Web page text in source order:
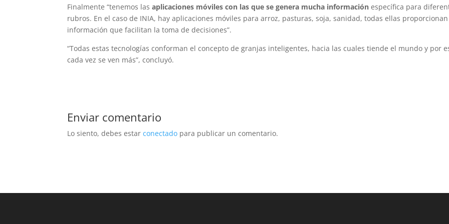
Finalmente “tenemos lasaplicaciones móviles con las que se genera mucha información específica para
rubros. En el caso de INIA, hay aplicaciones móviles para arroz, pasturas, soja, sanidad, todas ellas proporcionan
información que facilitan la toma de decisiones”.
“Todas estas tecnologías conforman el concepto de granjas inteligentes, hacia las cuales tiende el mundo y por
cada vez se ven más”, concluyó.
Enviar comentario
Lo siento, debes estarconectado para publicar un comentario.